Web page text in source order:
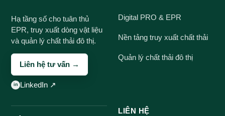
Hạ tầng số cho tuân thủ
EPR, truy xuất dòng vật liệu
và quản lý chất thải đô thị.
Liên hệ tư vấn →
LinkedIn ↗
Digital PRO & EPR
Nền tảng truy xuất chất thải
Quản lý chất thải đô thị
LIÊN HỆ